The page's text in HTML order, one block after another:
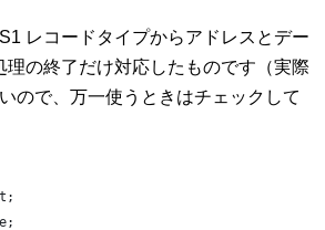
レコードタイプからアドレスとデー
理の終了だけ対応したものです（実際
ので、万一使うときはチェックして